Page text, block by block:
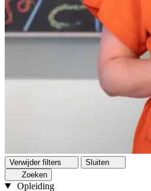
Verwijder filters
Sluiten
Zoeken
Opleiding